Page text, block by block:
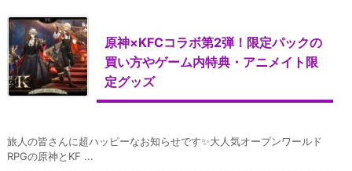
原神×KFCコラボ第2弾！限定パックの
買い方やゲーム内特典・アニメイト限
定グッズ
旅人の皆さんに超ハッピーなお知らせです✨大人気オープンワールド
RPGの原神とKF ...